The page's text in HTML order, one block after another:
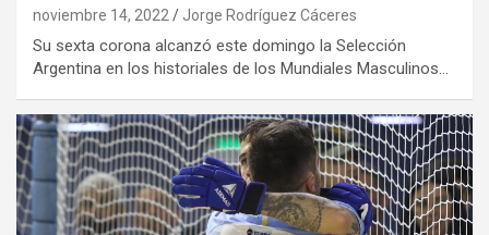
noviembre 14, 2022 Jorge Rodríguez Cáceres
Su sexta corona alcanzó este domingo la Selección
Argentina en los historiales de los Mundiales Masculinos…